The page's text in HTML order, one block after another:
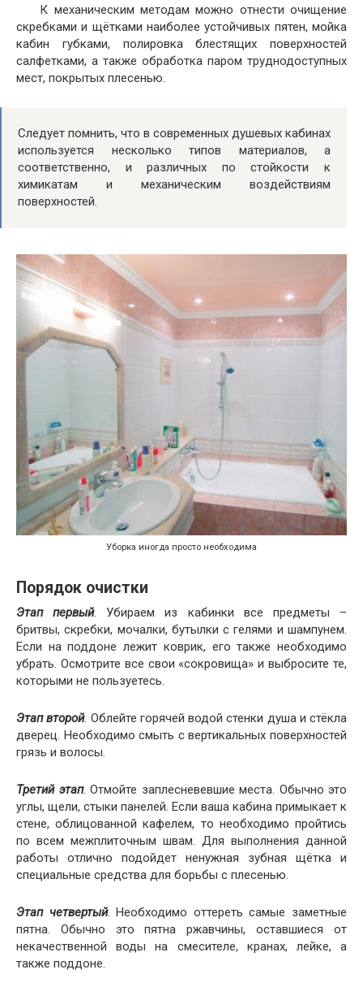
К механическим методам можно отнести очищение
скребками и щётками наиболее устойчивых пятен, мойка
кабин губками, полировка блестящих поверхностей
салфетками, а также обработка паром труднодоступных
мест, покрытых плесенью.
Следует помнить, что в современных душевых кабинах
используется несколько типов материалов, а
соответственно, и различных по стойкости к
химикатам и механическим воздействиям
поверхностей.
Уборка иногда просто необходима
Порядок очистки
Этап первый. Убираем из кабинки все предметы –
бритвы, скребки, мочалки, бутылки с гелями и шампунем.
Если на поддоне лежит коврик, его также необходимо
убрать. Осмотрите все свои «сокровища» и выбросите те,
которыми не пользуетесь.
Этап второй. Облейте горячей водой стенки душа и стёкла
дверец. Необходимо смыть с вертикальных поверхностей
грязь и волосы.
Третий этап. Отмойте заплесневевшие места. Обычно это
углы, щели, стыки панелей. Если ваша кабина примыкает к
стене, облицованной кафелем, то необходимо пройтись
по всем межплиточным швам. Для выполнения данной
работы отлично подойдет ненужная зубная щётка и
специальные средства для борьбы с плесенью.
Этап четвертый. Необходимо оттереть самые заметные
пятна. Обычно это пятна ржавчины, оставшиеся от
некачественной воды на смесителе, кранах, лейке, а
также поддоне.